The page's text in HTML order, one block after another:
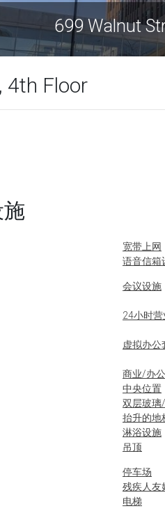
699
4th Floor
宽带上网
语音信箱
会议设施
24小时营
虚拟办公
商业/办
中央位置
双层玻璃
抬升的地
淋浴设施
吊顶
停车场
残疾人友
电梯